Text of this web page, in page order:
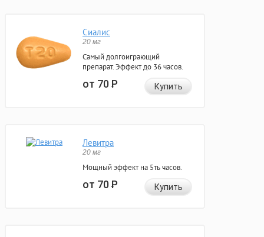
Сиалис
20 мг
Самый долгоиграющий
препарат. Эффект до 36 часов.
от 70Р Купить
Левитра
20 мг
Мощный эффект на 5ть часов.
от 70Р Купить